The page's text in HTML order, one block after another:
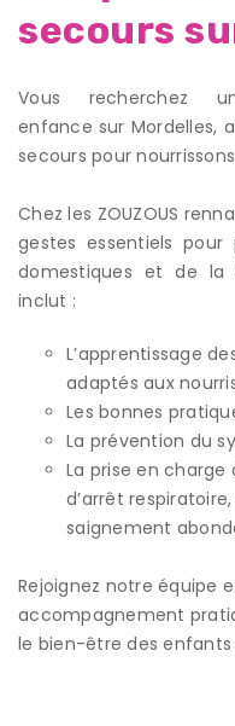
secours
Vous recherchez
enfance sur Mordelles,
secours pour
Chez les ZOUZOUS
gestes essentiels
domestiques et de la
inclut :
L’apprentissage
adaptés aux
Les bonnes
La prévention du
La prise en
d’arrêt
saignement
Rejoignez notre équipe
accompagnement
le bien-être des enfants